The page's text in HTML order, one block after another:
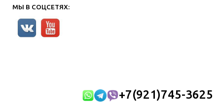
МЫ В СОЦСЕТЯХ:
+7(921)745-3625